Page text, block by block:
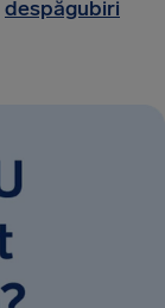
despăgubiri